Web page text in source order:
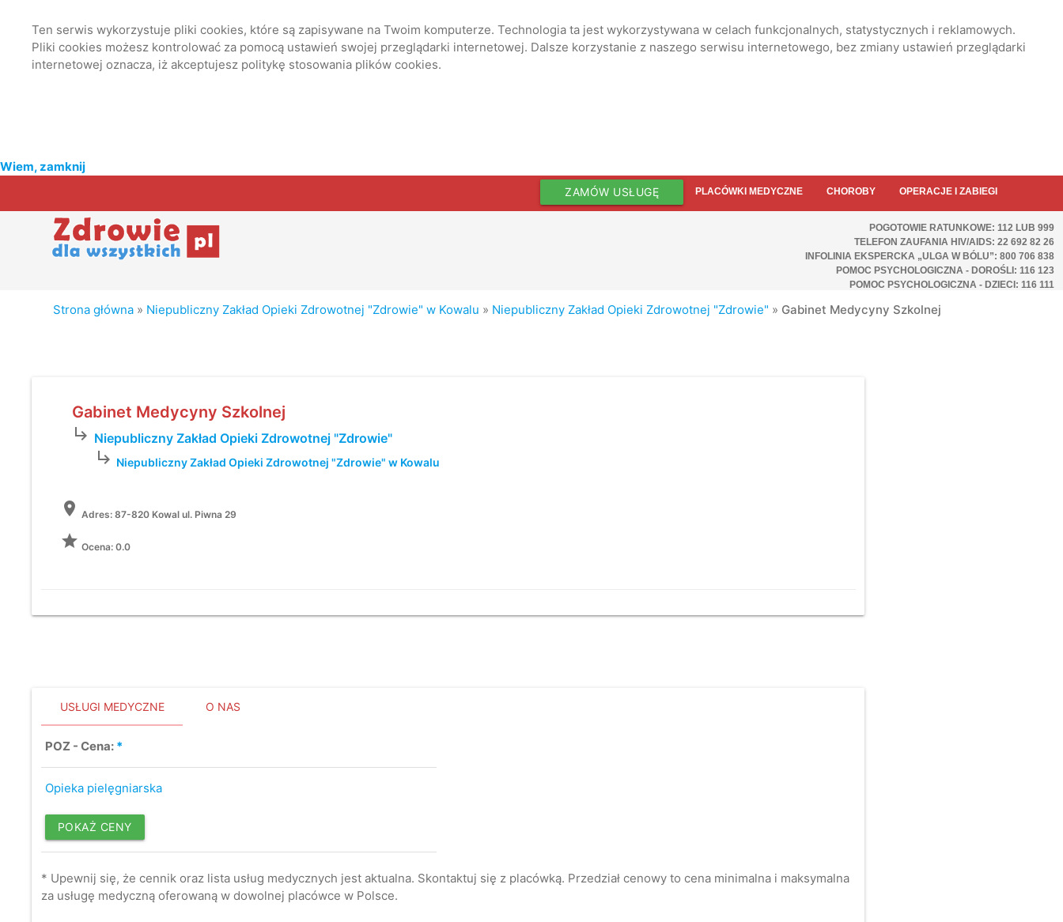
Ten serwis wykorzystuje pliki cookies, które są zapisywane na Twoim komputerze. Technologia ta jest wykorzystywana w celach funkcjonalnych, statystycznych i reklamowych.
Pliki cookies możesz kontrolować za pomocą ustawień swojej przeglądarki internetowej. Dalsze korzystanie z naszego serwisu internetowego, bez zmiany ustawień przeglądarki
internetowej oznacza, iż akceptujesz politykę stosowania plików cookies.
Wiem, zamknij
ZAMÓW USŁUGĘ PLACÓWKI MEDYCZNE CHOROBY OPERACJE I ZABIEGI
POGOTOWIE RATUNKOWE: 112 LUB 999
TELEFON ZAUFANIA HIV/AIDS: 22 692 82 26
INFOLINIA EKSPERCKA „ULGA W BÓLU”: 800 706 838
POMOC PSYCHOLOGICZNA - DOROŚLI: 116 123
POMOC PSYCHOLOGICZNA - DZIECI: 116 111
Strona główna » Niepubliczny Zakład Opieki Zdrowotnej "Zdrowie" w Kowalu » Niepubliczny Zakład Opieki Zdrowotnej "Zdrowie" » Gabinet Medycyny Szkolnej
Gabinet Medycyny Szkolnej
subdirectory_arrow_right Niepubliczny Zakład Opieki Zdrowotnej "Zdrowie"
subdirectory_arrow_right Niepubliczny Zakład Opieki Zdrowotnej "Zdrowie" w Kowalu
location_on Adres:87-820 Kowal ul. Piwna 29
grade Ocena: 0.0
USŁUGI MEDYCZNE O NAS
POZ - Cena: *
Opieka pielęgniarska
POKAŻ CENY
* Upewnij się, że cennik oraz lista usług medycznych jest aktualna. Skontaktuj się z placówką. Przedział cenowy to cena minimalna i maksymalna
za usługę medyczną oferowaną w dowolnej placówce w Polsce.